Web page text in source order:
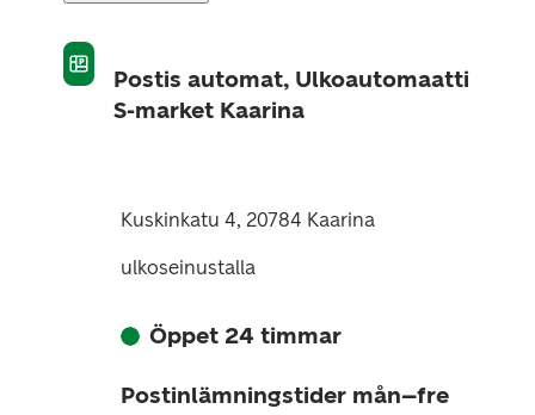
Postis automat, Ulkoautomaatti
S-market Kaarina
Kuskinkatu 4, 20784 Kaarina
ulkoseinustalla
Öppet 24 timmar
Postinlämningstider mån–fre